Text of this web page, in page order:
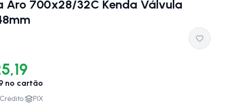
Aro 700x28/32C Kenda Válvula
no cartão
| PIX